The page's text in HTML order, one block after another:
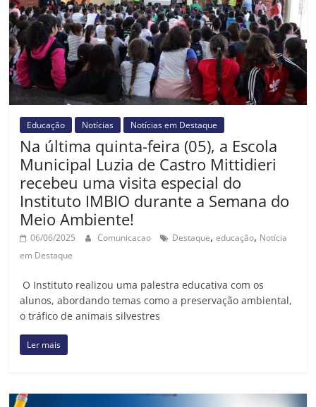
Educação Notícias Notícias em Destaque
Na última quinta-feira (05), a Escola
Municipal Luzia de Castro Mittidieri
recebeu uma visita especial do
Instituto IMBIO durante a Semana do
Meio Ambiente!
06/06/2025 Comunicacao Destaque,educação, Notícia
em Destaque
O Instituto realizou uma palestra educativa com os
alunos, abordando temas como a preservação ambiental,
o tráfico de animais silvestres
Ler mais